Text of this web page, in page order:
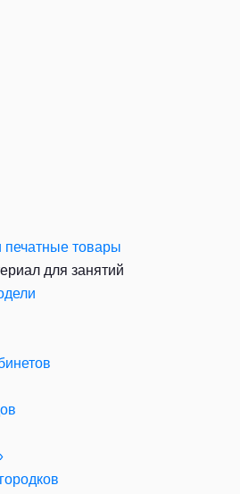
печатные товары
для занятий